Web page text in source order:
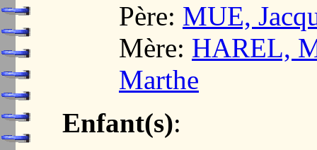
Père: MUE,
Mère: HAREL,
Marthe
Enfant(s):